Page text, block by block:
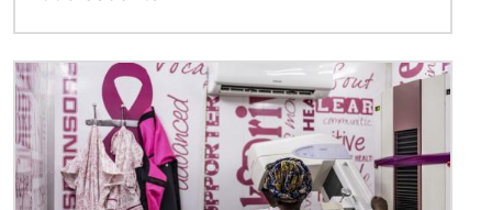
Image